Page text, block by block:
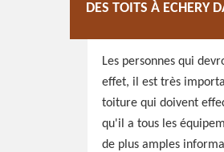
DES TOITS À ECHERY
Les personnes qui
effet, il est très
toiture qui doivent
qu'il a tous les
de plus amples